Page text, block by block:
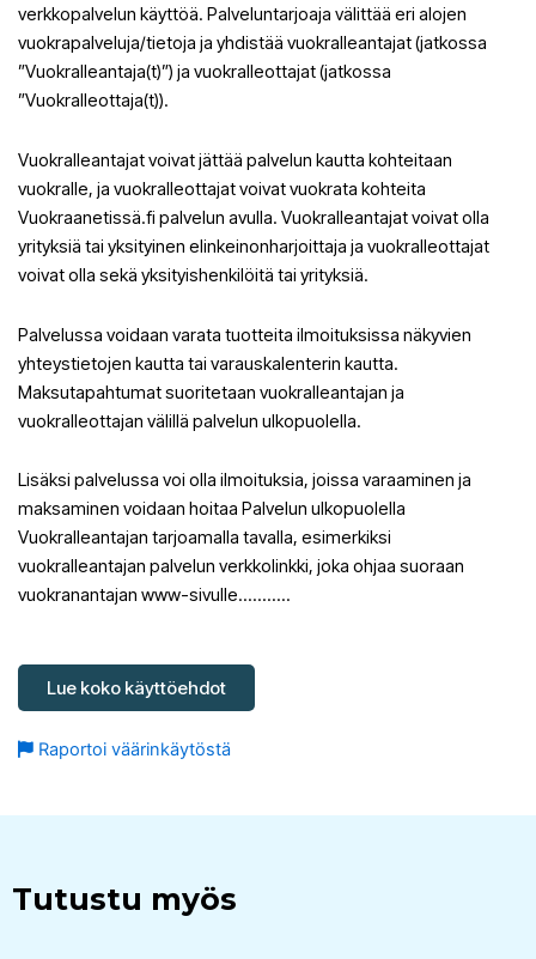
verkkopalvelun käyttöä. Palveluntarjoaja välittää eri alojen
vuokrapalveluja/tietoja ja yhdistää vuokralleantajat (jatkossa
”Vuokralleantaja(t)”) ja vuokralleottajat (jatkossa
”Vuokralleottaja(t)).
Vuokralleantajat voivat jättää palvelun kautta kohteitaan
vuokralle, ja vuokralleottajat voivat vuokrata kohteita
Vuokraanetissä.fi palvelun avulla. Vuokralleantajat voivat olla
yrityksiä tai yksityinen elinkeinonharjoittaja ja vuokralleottajat
voivat olla sekä yksityishenkilöitä tai yrityksiä.
Palvelussa voidaan varata tuotteita ilmoituksissa näkyvien
yhteystietojen kautta tai varauskalenterin kautta.
Maksutapahtumat suoritetaan vuokralleantajan ja
vuokralleottajan välillä palvelun ulkopuolella.
Lisäksi palvelussa voi olla ilmoituksia, joissa varaaminen ja
maksaminen voidaan hoitaa Palvelun ulkopuolella
Vuokralleantajan tarjoamalla tavalla, esimerkiksi
vuokralleantajan palvelun verkkolinkki, joka ohjaa suoraan
vuokranantajan www-sivulle………..
Lue koko käyttöehdot
Raportoi väärinkäytöstä
Tutustu myös